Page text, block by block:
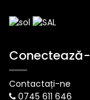
Contactați-ne
0745 611 646